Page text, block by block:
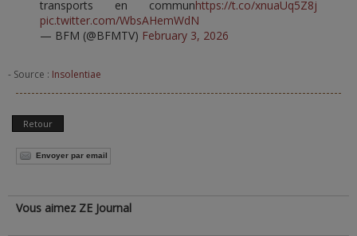
transports en communhttps://t.co/xnuaUq5Z8j
pic.twitter.com/WbsAHemWdN
— BFM (@BFMTV) February 3, 2026
- Source : Insolentiae
Retour
Envoyer par email
Vous aimez ZE Journal